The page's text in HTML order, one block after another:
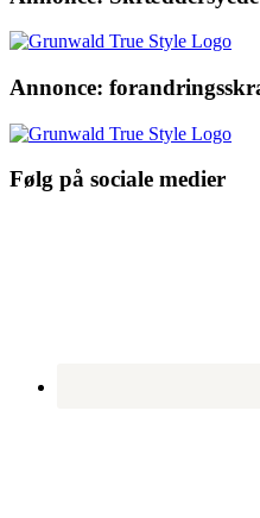
Annonce:
Følg på sociale medier